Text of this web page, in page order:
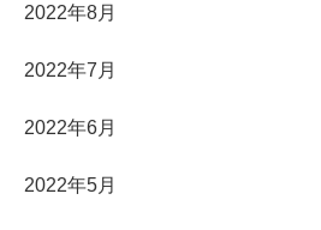
2022年8月
2022年7月
2022年6月
2022年5月